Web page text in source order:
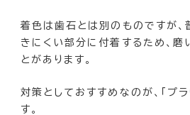
着色は歯石とは別のものですが、
きにくい部分に付着するため、磨
とがあります。
対策としておすすめなのが、「プラ
す。